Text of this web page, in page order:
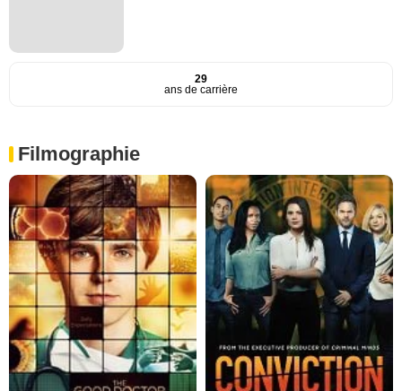
29
ans de carrière
Filmographie